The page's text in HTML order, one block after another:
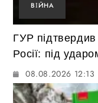
ВІЙНА
ГУР
Росії: під
08.08.2026 12:13